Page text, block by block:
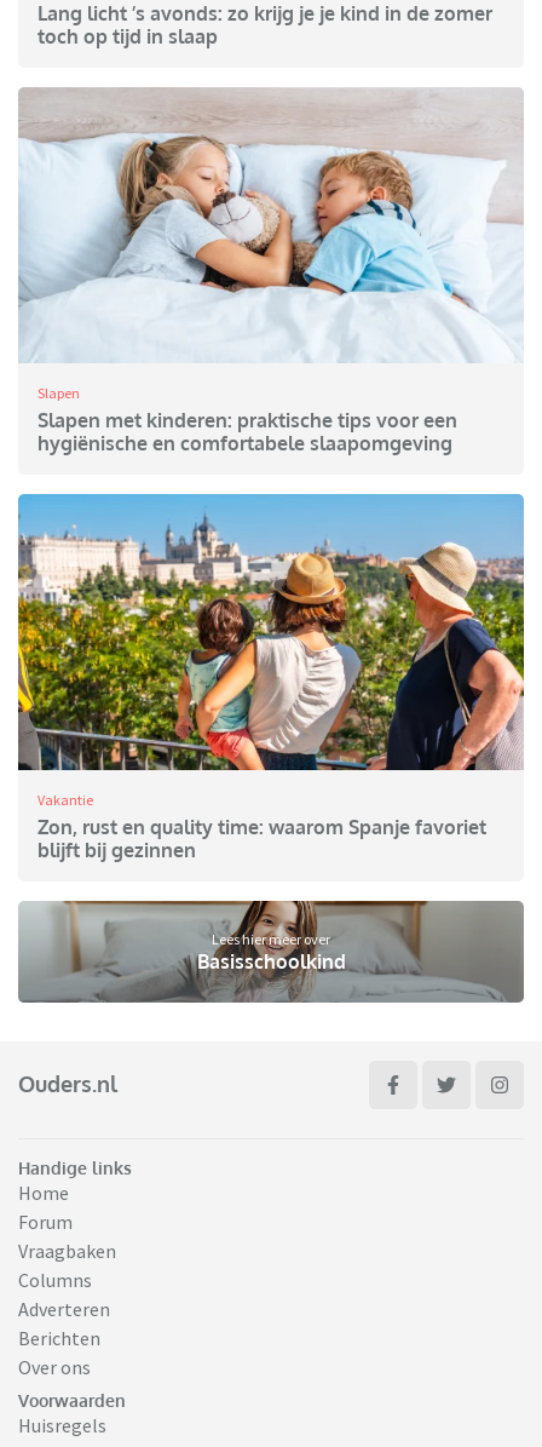
Lang licht ’s avonds: zo krijg je je kind in de zomer
toch op tijd in slaap
Slapen
Slapen met kinderen: praktische tips voor een
hygiënische en comfortabele slaapomgeving
Vakantie
Zon, rust en quality time: waarom Spanje favoriet
blijft bij gezinnen
Lees hier meer over
Basisschoolkind
Ouders.nl
Handige links
Home
Forum
Vraagbaken
Columns
Adverteren
Berichten
Over ons
Voorwaarden
Huisregels